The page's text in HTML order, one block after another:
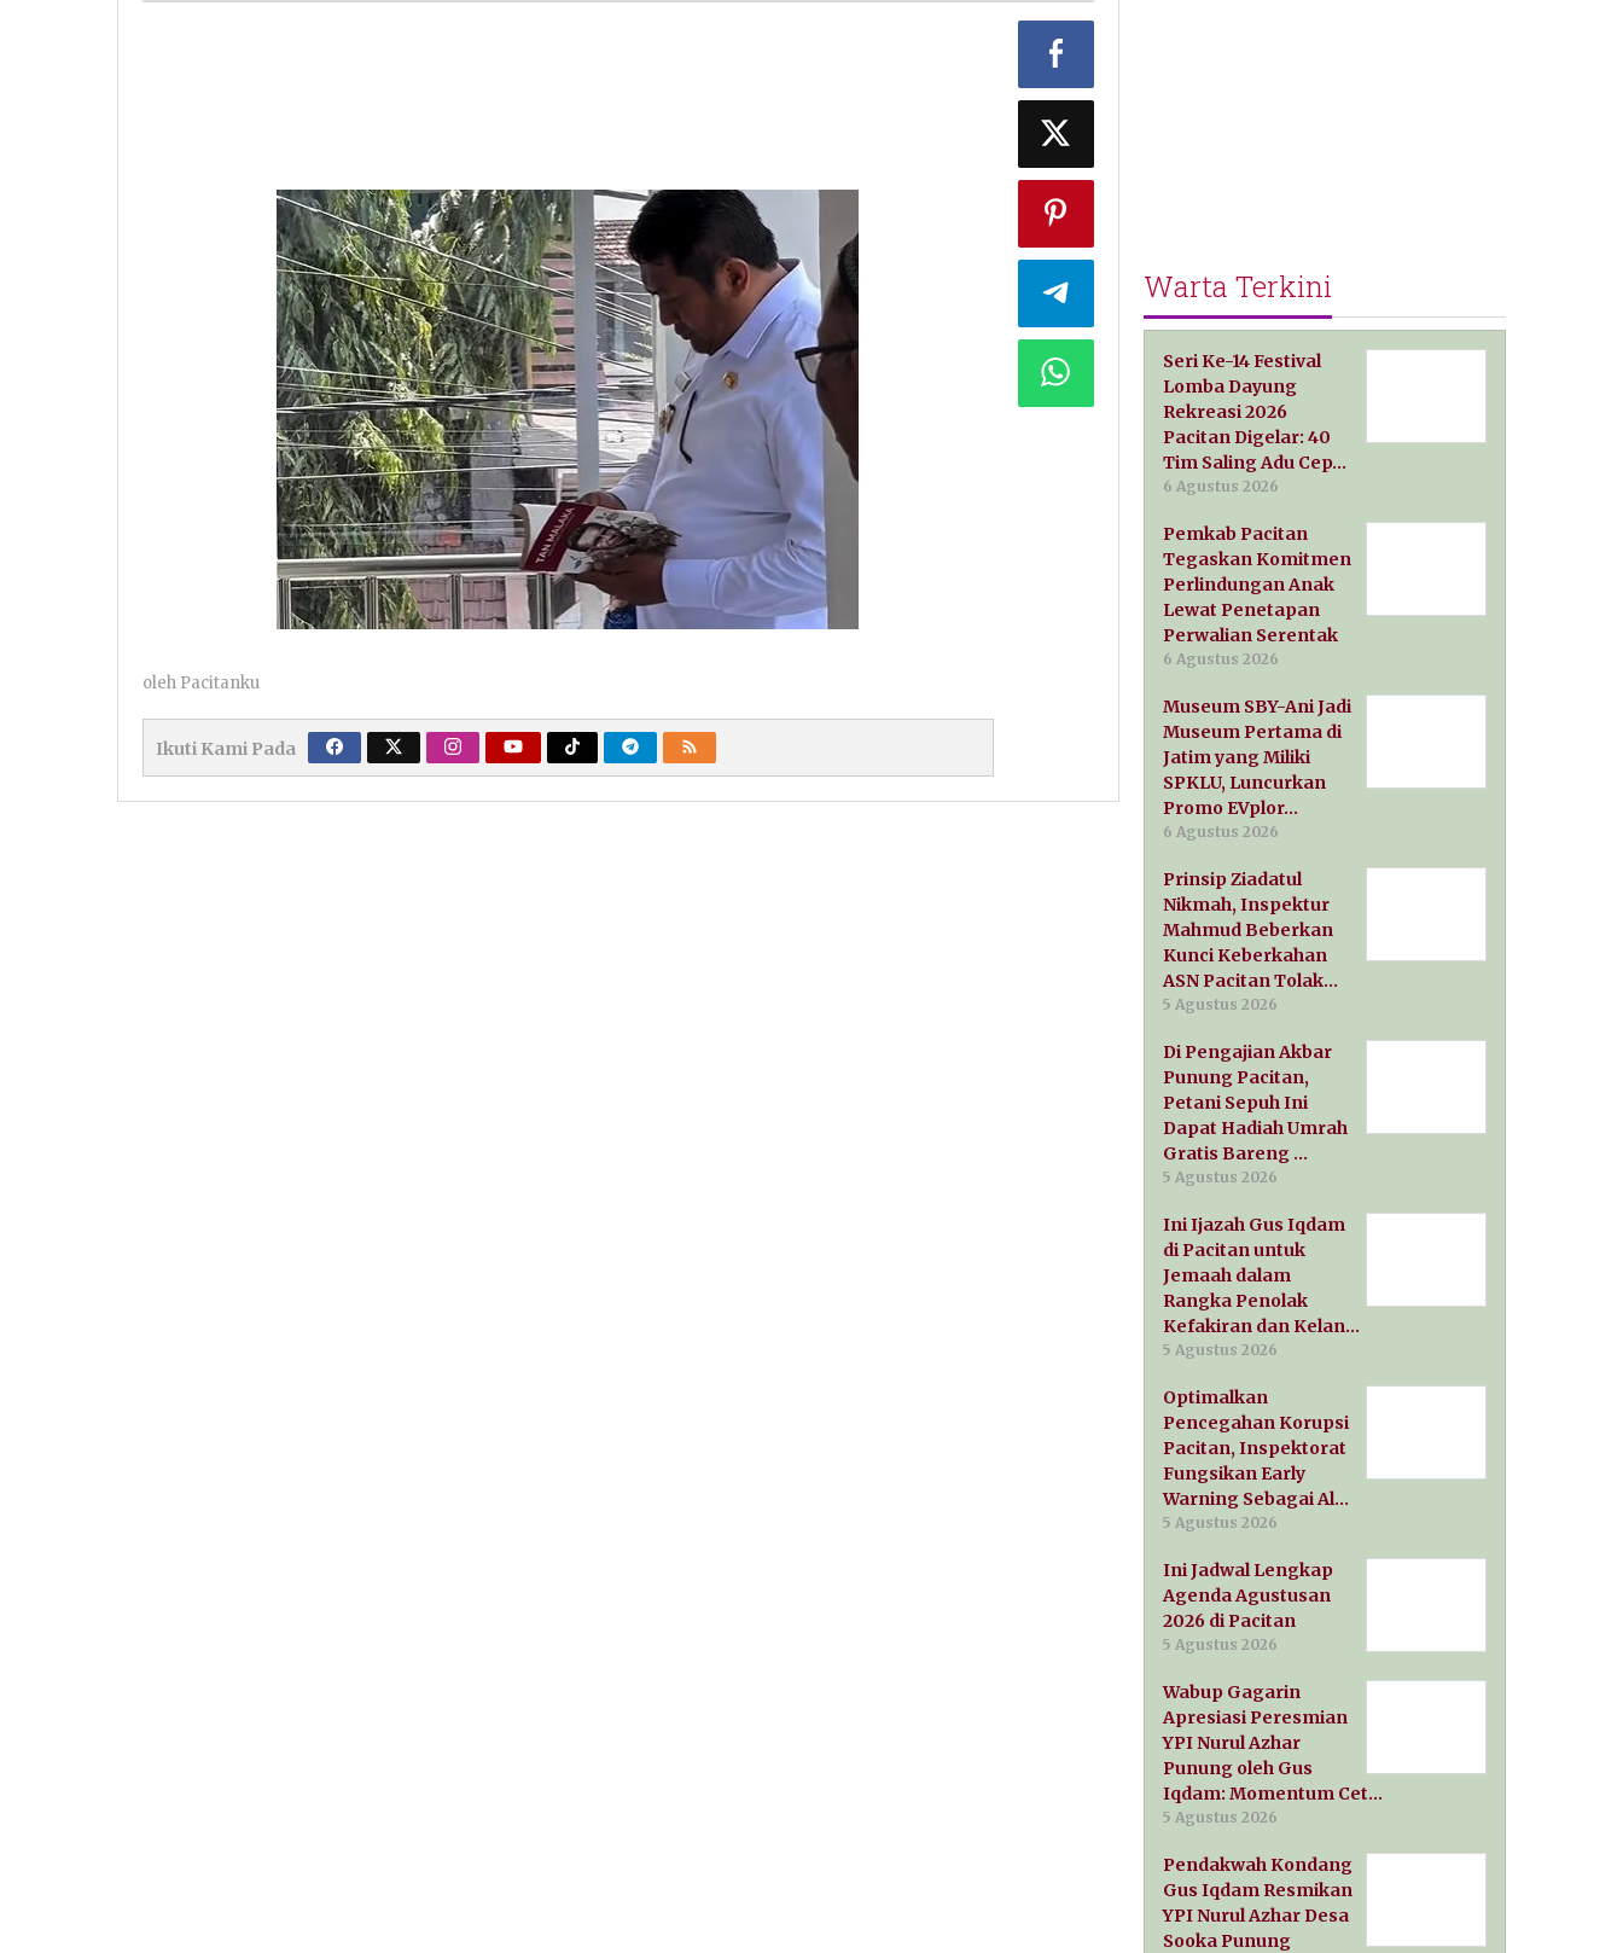
oleh Pacitanku
Ikuti Kami Pada
Warta Terkini
Seri Ke-14 Festival
Lomba Dayung
Rekreasi 2026
Pacitan Digelar: 40
Tim Saling Adu Cep…
6 Agustus 2026
Pemkab Pacitan
Tegaskan Komitmen
Perlindungan Anak
Lewat Penetapan
Perwalian Serentak
6 Agustus 2026
Museum SBY-Ani Jadi
Museum Pertama di
Jatim yang Miliki
SPKLU, Luncurkan
Promo EVplor…
6 Agustus 2026
Prinsip Ziadatul
Nikmah, Inspektur
Mahmud Beberkan
Kunci Keberkahan
ASN Pacitan Tolak…
5 Agustus 2026
Di Pengajian Akbar
Punung Pacitan,
Petani Sepuh Ini
Dapat Hadiah Umrah
Gratis Bareng …
5 Agustus 2026
Ini Ijazah Gus Iqdam
di Pacitan untuk
Jemaah dalam
Rangka Penolak
Kefakiran dan Kelan…
5 Agustus 2026
Optimalkan
Pencegahan Korupsi
Pacitan, Inspektorat
Fungsikan Early
Warning Sebagai Al…
5 Agustus 2026
Ini Jadwal Lengkap
Agenda Agustusan
2026 di Pacitan
5 Agustus 2026
Wabup Gagarin
Apresiasi Peresmian
YPI Nurul Azhar
Punung oleh Gus
Iqdam: Momentum Cet…
5 Agustus 2026
Pendakwah Kondang
Gus Iqdam Resmikan
YPI Nurul Azhar Desa
Sooka Punung